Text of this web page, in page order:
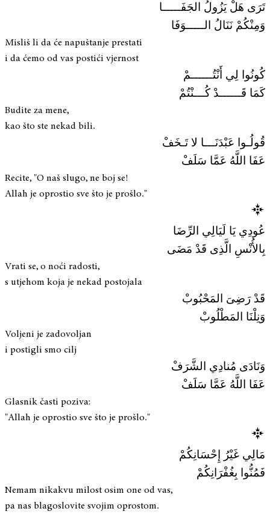
تَرَى هَلْ يَزُولُ الجَفَـــــا
وَمِنْكُمْ نَنَالُ الـــــوَفَا
Misliš li da će napuštanje prestati
i da ćemo od vas postići vjernost
كُونُوا لِي أَنْتُــــــمْ
كَمَا قَــــــدْ كُـــنْتُمْ
Budite za mene,
kao što ste nekad bili.
قُولُـوا عَبْدَنَـــا لا تَـخَفْ
عَفَا اللَّهُ عَمَّا سَلَفْ
Recite, "O naš slugo, ne boj se!
Allah je oprostio sve što je prošlo."
عُودِي يَا لَيَالِي الرِّضَا
بِالأُنْسِ الَّذِى قَدْ مَضَى
Vrati se, o noći radosti,
s utjehom koja je nekad postojala
قَدْ رَضِىَ المَحْبُوبْ
وَنِلْنَا المَطْلُوبْ
Voljeni je zadovoljan
i postigli smo cilj
وَنَادَى مُنادِي الشَّرَفْ
عَفَا اللَّهُ عَمَّا سَلَفْ
Glasnik časti poziva:
"Allah je oprostio sve što je prošlo."
مَالِي غَيْرُ إِحْسَانِكُمْ
فَمُنُّوا بِغُفْرَانِكُمْ
Nemam nikakvu milost osim one od vas,
pa nas blagoslovite svojim oprostom.